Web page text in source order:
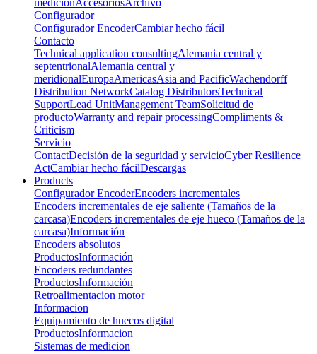
medicionAccesoriosArchivo
Configurador
Configurador EncoderCambiar hecho fácil
Contacto
Technical application consultingAlemania central y
septentrionalAlemania central y
meridionalEuropaAmericasAsia and PacificWachendorff
Distribution NetworkCatalog DistributorsTechnical
SupportLead UnitManagement TeamSolicitud de
productoWarranty and repair processingCompliments &
Criticism
Servicio
ContactDecisión de la seguridad y servicioCyber Resilience
ActCambiar hecho fácilDescargas
Products
Configurador EncoderEncoders incrementales
Encoders incrementales de eje saliente (Tamaños de la
carcasa)Encoders incrementales de eje hueco (Tamaños de la
carcasa)Información
Encoders absolutos
ProductosInformación
Encoders redundantes
ProductosInformación
Retroalimentacion motor
Informacion
Equipamiento de huecos digital
ProductosInformacion
Sistemas de medicion